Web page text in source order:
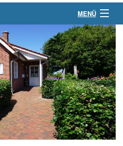
MENÜ
Über uns
& Anfahrt